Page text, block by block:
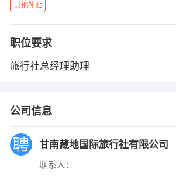
其他补贴
职位要求
旅行社总经理助理
公司信息
甘南藏地国际旅行社有限公司
联系人：